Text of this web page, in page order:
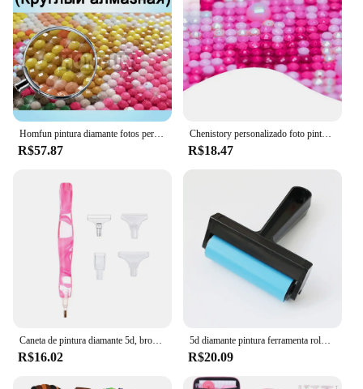
Homfun pintura diamante fotos personalizado quadrado/redondo imagem de strass diamante bordado bebê, capina e pais presente
R$57.87
Chenistory personalizado foto pintura diamante 5d diy diamante bordado completo diamantes arte família amigo amantes presente personalizado
R$18.47
Caneta de pintura diamante 5d, broca de ponto de cristal, ferramentas artesanais com pontas de metal, cabeças de broca, multi placer, acessórios de ponta de caneta
R$16.02
5d diamante pintura ferramenta rolo diy acessórios de pintura diamante para pintura de diamante aderindo firmemente
R$20.09